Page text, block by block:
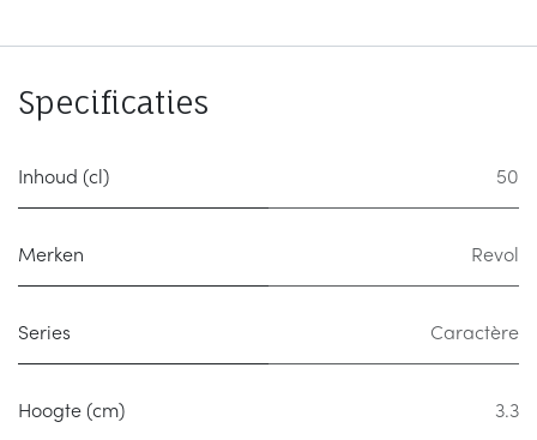
Specificaties
Inhoud (cl) 50
Merken Revol
Series Caractère
Hoogte (cm) 3.3